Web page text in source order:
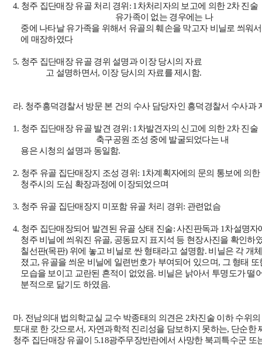
4. 청주 집단매장 유골 처리 경위 : 1 차처리자의 보고에 의한2차 진술
유가족이 없는 경우에는 나
중에 나타날 유가족을 위해서 유골의 훼손을 막고자 비닐로 씌워
에 매장하였다
5. 청주 집단매장 유골 경위 설명과 이장 당시의 자료
고 설명하면서, 이장 당시의 자료를 제시함.
라. 청주흥덕경찰서 방문 본 건의 수사 담당자인 흥덕경찰서 수사과
1. 청주 집단매장 유골 발견 경위 : 1 차발견자의 신고에 의한2차 진술
축구공원 조성 중에 발굴되었다는 내
용은 시청의 설명과 동일함.
2. 청주 유골 집단매장지 조성 경위 : 1차계획자에의 문의 통보에 의한
청주시의 도심 확장과정에 이장되었으며
3. 청주 유골 집단매장지 미포함 유골 처리 경위 : 관련없슴
4. 청주 집단매장되어 발견된 유골 상태 진술:사진판독과1차설명자
청주 비닐에 씌워진 유골, 공동묘지 표지석 등 현장사진을 확인하
칠선판(목판) 위에 놓고 비닐로 싼 형태라고 설명함. 비닐은 각 개
졌고, 유골을 씌운 비닐에 일련번호가 부여되어 있으며, 그 형태
모습을 보이고 교란된 흔적이 없었음. 비닐은 낡아서 투명도가 떨
분적으로 닮기도 하였음.
마. 전남의대 법의학교실 교수 박종태의 의견은 2차진술 이하 수위
토대로 한 갓으로서, 자연과학적 진리성을 담보하지 못하는, 단순한
청주 집단매장 유골이 5.18광주무장반란에서 사망한 북괴특수군 또